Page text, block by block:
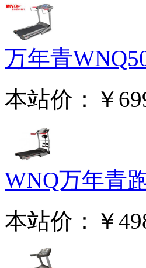
万年青
本站价：
￥
WNQ万年青
本站价：
￥